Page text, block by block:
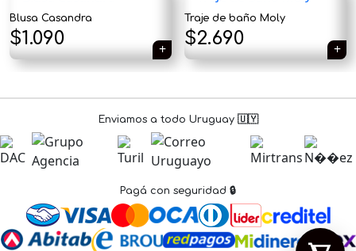
Blusa Casandra
El
precio
original
$1.790.
$1.090El
precio
actual
$1.090.
Traje de baño Moly
$2.690
Enviamos a todo Uruguay 🇺🇾
Pagá con seguridad 🔒
Tu carrito está vacío.
Agregá un producto y aparecerá acá
automáticamente.